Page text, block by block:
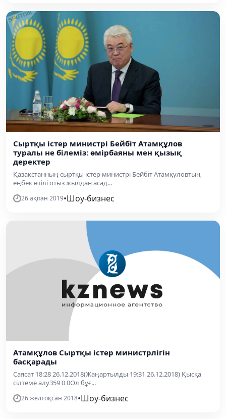
Сыртқы істер министрі Бейбіт Атамқұлов
туралы не білеміз: өмірбаяны мен қызық
деректер
Қазақстанның сыртқы істер министрі Бейбіт Атамқұловтың
еңбек өтілі отыз жылдан асад...
26 ақпан 2019•Шоу-бизнес
Атамқұлов Сыртқы істер министрлігін
басқарады
Саясат 18:28 26.12.2018(Жаңартылды 19:31 26.12.2018) Қысқа
сілтеме алу359 0 0Ол бұғ...
26 желтоқсан 2018•Шоу-бизнес